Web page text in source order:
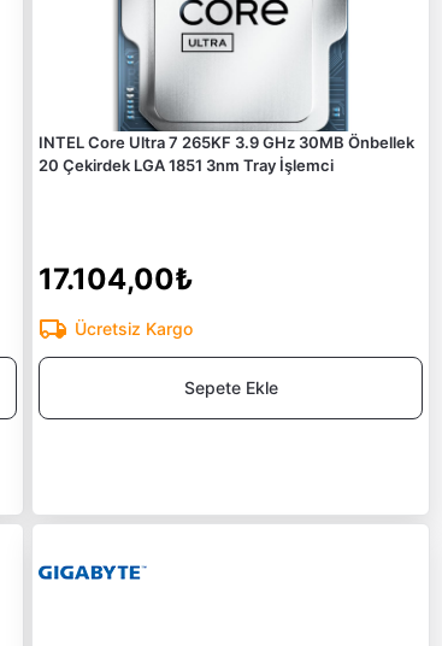
INTEL Core Ultra 7 265KF 3.9 GHz 30MB Önbellek
20 Çekirdek LGA 1851 3nm Tray İşlemci
17.104,00₺
Ücretsiz Kargo
Sepete Ekle